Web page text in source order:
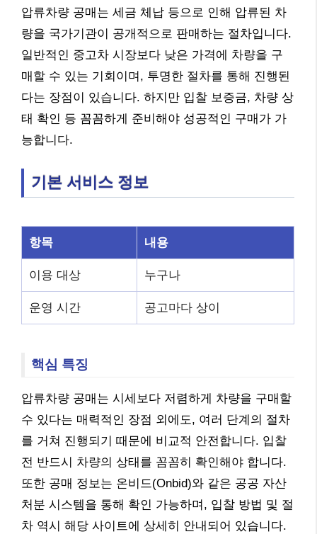
압류차량 공매는 세금 체납 등으로 인해 압류된 차
량을 국가기관이 공개적으로 판매하는 절차입니다.
일반적인 중고차 시장보다 낮은 가격에 차량을 구
매할 수 있는 기회이며, 투명한 절차를 통해 진행된
다는 장점이 있습니다. 하지만 입찰 보증금, 차량 상
태 확인 등 꼼꼼하게 준비해야 성공적인 구매가 가
능합니다.
기본 서비스 정보
항목 내용
이용 대상 누구나
운영 시간 공고마다 상이
핵심 특징
압류차량 공매는 시세보다 저렴하게 차량을 구매할
수 있다는 매력적인 장점 외에도, 여러 단계의 절차
를 거쳐 진행되기 때문에 비교적 안전합니다. 입찰
전 반드시 차량의 상태를 꼼꼼히 확인해야 합니다.
또한 공매 정보는 온비드(Onbid)와 같은 공공 자산
처분 시스템을 통해 확인 가능하며, 입찰 방법 및 절
차 역시 해당 사이트에 상세히 안내되어 있습니다.